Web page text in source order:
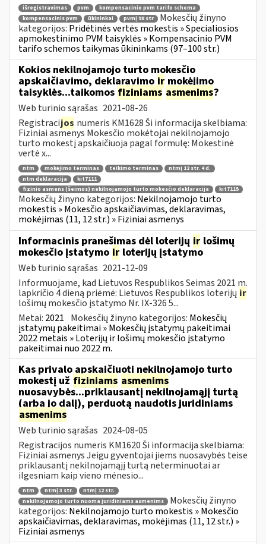
išregistravimas pvm
kompensacinio pvm tarifo schema
kompensacinis pvm
ūkininkai pvmį 98 str
Mokesčių žinyno
kategorijos: Pridėtinės vertės mokestis » Specialiosios
apmokestinimo PVM taisyklės » Kompensacinio PVM
tarifo schemos taikymas ūkininkams (97–100 str.)
Kokios nekilnojamojo turto mokesčio
apskaičiavimo, deklaravimo ir mokėjimo
taisyklės...taikomos fiziniams asmenims?
Web turinio sąrašas 2021-08-26
Registracijos numeris KM1628 Ši informacija skelbiama:
Fiziniai asmenys Mokesčio mokėtojai nekilnojamojo
turto mokestį apskaičiuoja pagal formulę: Mokestinė
vertė x...
ntm mokėjimo terminas teikimo terminas
ntmį 12 str. 4 d.
ntm deklaracija
kit7111
fizinio asmens (šeimos) nekilnojamojo turto mokesčio deklaracija
kit7115
Mokesčių žinyno kategorijos: Nekilnojamojo turto
mokestis » Mokesčio apskaičiavimas, deklaravimas,
mokėjimas (11, 12 str.) » Fiziniai asmenys
Informacinis pranešimas dėl loterijų ir lošimų
mokesčio įstatymo ir loterijų įstatymo
Web turinio sąrašas 2021-12-09
Informuojame, kad Lietuvos Respublikos Seimas 2021 m.
lapkričio 4 dieną priėmė: Lietuvos Respublikos loterijų ir
lošimų mokesčio įstatymo Nr. IX-326 5...
Metai: 2021 Mokesčių žinyno kategorijos: Mokesčių
įstatymų pakeitimai » Mokesčių įstatymų pakeitimai
2022 metais » Loterijų ir lošimų mokesčio įstatymo
pakeitimai nuo 2022 m.
Kas privalo apskaičiuoti nekilnojamojo turto
mokestį už fiziniams asmenims
nuosavybės...priklausantį nekilnojamąjį turtą
(arba jo dalį), perduotą naudotis juridiniams
asmenims
Web turinio sąrašas 2024-08-05
Registracijos numeris KM1620 Ši informacija skelbiama:
Fiziniai asmenys Jeigu gyventojai jiems nuosavybės teise
priklausantį nekilnojamąjį turtą neterminuotai ar
ilgesniam kaip vieno mėnesio...
ntm ntmį 3 str.
ntmį 12 str.
nekilnojamojo turto nuoma juridiniams asmenims
Mokesčių žinyno
kategorijos: Nekilnojamojo turto mokestis » Mokesčio
apskaičiavimas, deklaravimas, mokėjimas (11, 12 str.) »
Fiziniai asmenys